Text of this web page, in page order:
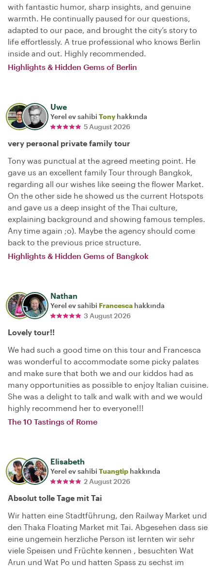
with fantastic humor, sharp insights, and genuine
warmth. He continually paused for our questions,
adapted to our pace, and brought the city’s story to
life effortlessly. A true professional who knows Berlin
inside and out. Highly recommended.
Highlights & Hidden Gems of Berlin
Uwe
Yerel ev sahibi Tony hakkında
5 August 2026
very personal private family tour
Tony was punctual at the agreed meeting point. He
gave us an excellent family Tour through Bangkok,
regarding all our wishes like seeing the flower Market.
On the other side he showed us the current Hotspots
and gave us a deep insight of the Thai culture,
explaining background and showing famous temples.
Any time again ;o). Maybe the agency should come
back to the previous price structure.
Highlights & Hidden Gems of Bangkok
Nathan
Yerel ev sahibi Francesca hakkında
3 August 2026
Lovely tour!!
We had such a good time on this tour and Francesca
was wonderful to accommodate some picky palates
and make sure that both we and our kiddos had as
many opportunities as possible to enjoy Italian cuisine.
She was a delight to talk and walk with and we would
highly recommend her to everyone!!!
The 10 Tastings of Rome
Elisabeth
Yerel ev sahibi Tuangtip hakkında
2 August 2026
Absolut tolle Tage mit Tai
Wir hatten eine Stadtführung, den Railway Market und
den Thaka Floating Market mit Tai. Abgesehen dass sie
eine ungemein herzliche Person ist lernten wir sehr
viele Speisen und Früchte kennen , besuchten Wat
Arun und Wat Po und hatten Spass zu sechst im